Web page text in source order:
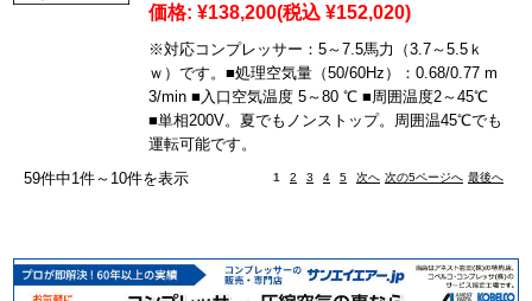
価格: ¥138,200(税込 ¥152,020)
※対応コンプレッサー：5～7.5馬力（3.7～5.5ｋ
ｗ）です。■処理空気量（50/60Hz）：0.68/0.77 m
3/min ■入口空気温度 5～80 ℃ ■周囲温度2～45℃
■単相200V。夏でもノンストップ。周囲温45℃でも
運転可能です。
59件中1件～10件を表示
1 2 3 4 5 次へ 次の5ページへ 最後へ